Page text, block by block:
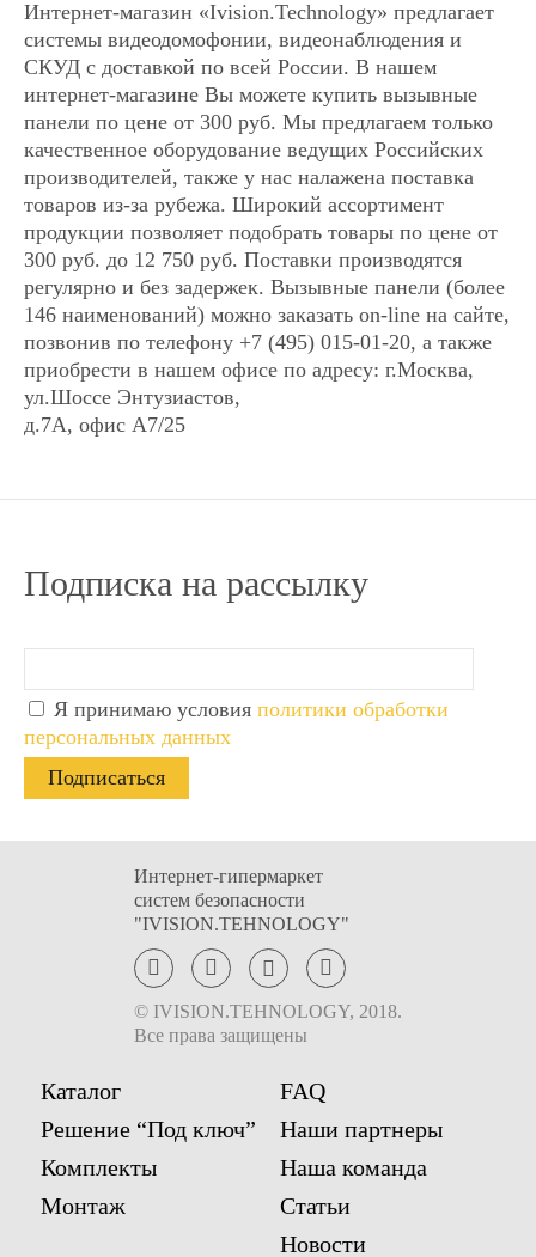
Видеодомофон Tantos
SHERLOCK
Арт: 0291
14 887Р Есть в наличии
● Экран: 10 дюймов ● Каналы:2
панели,2 камеры ● Управление:
сенсорное ● Запись:отсутствует ●
Внешний блок питания ● Год: 2016
Купить в 1 клик x
Видеодомофон Tantos
Имя
Email
Телефон
Я ознакомился
(ознакомилась) сУсловиями
предоставления услуг
Видеодомофон Tantos
SHERLOCK
Арт: 0291
14 887Р Есть в наличии
● Экран: 10 дюймов ● Каналы:2
панели,2 камеры ● Управление:
сенсорное ● Запись:отсутствует ●
Внешний блок питания ● Год: 2016
Купить в 1 клик x
Видеодомофон Tantos
Имя
Email
Телефон
Я ознакомился
(ознакомилась) сУсловиями
предоставления услуг
Интернет-магазин «Ivision.Technology» предлагает
системы видеодомофонии, видеонаблюдения и
СКУД с доставкой по всей России. В нашем
интернет-магазине Вы можете купить вызывные
панели по цене от 300 руб. Мы предлагаем только
качественное оборудование ведущих Российских
производителей, также у нас налажена поставка
товаров из-за рубежа. Широкий ассортимент
продукции позволяет подобрать товары по цене от
300 руб. до 12 750 руб. Поставки производятся
регулярно и без задержек. Вызывные панели (более
146 наименований) можно заказать on-line на сайте,
позвонив по телефону +7 (495) 015-01-20, а также
приобрести в нашем офисе по адресу: г.Москва,
ул.Шоссе Энтузиастов,
д.7А, офис А7/25
Подписка на рассылку
Я принимаю условия политики обработки
персональных данных
Интернет-гипермаркет
систем безопасности
"IVISION.TEHNOLOGY"
© IVISION.TEHNOLOGY, 2018.
Все права защищены
Каталог
Решение “Под ключ”
Комплекты
Монтаж
FAQ
Наши партнеры
Наша команда
Статьи
Новости